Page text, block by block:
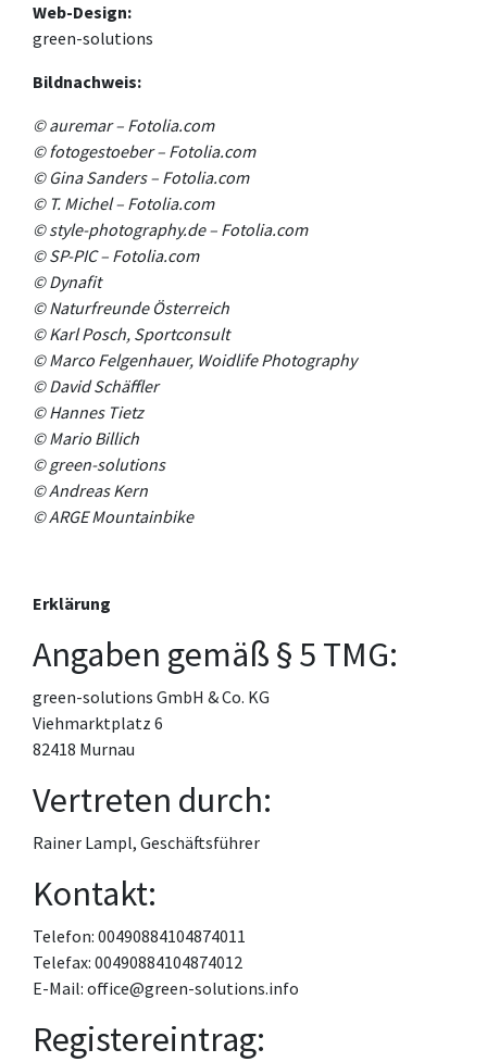
Web-Design:
green-solutions
Bildnachweis:
© auremar – Fotolia.com
© fotogestoeber – Fotolia.com
© Gina Sanders – Fotolia.com
© T. Michel – Fotolia.com
© style-photography.de – Fotolia.com
© SP-PIC – Fotolia.com
©Dynafit
©Naturfreunde Österreich
©Karl Posch, Sportconsult
© Marco Felgenhauer, Woidlife Photography
©David Schäffler
©Hannes Tietz
©Mario Billich
©green-solutions
© Andreas Kern
© ARGE Mountainbike
Erklärung
Angaben gemäß § 5 TMG:
green-solutions GmbH & Co. KG
Viehmarktplatz 6
82418 Murnau
Vertreten durch:
Rainer Lampl, Geschäftsführer
Kontakt:
Telefon: 00490884104874011
Telefax: 00490884104874012
E-Mail: office@green-solutions.info
Registereintrag: